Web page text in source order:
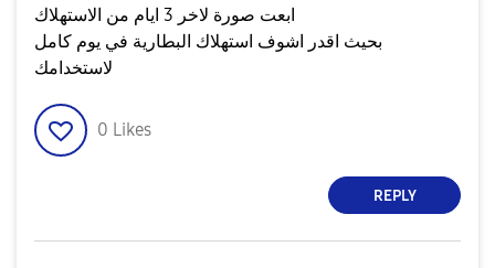
ابعت صورة لاخر 3 ايام من الاستهلاك
بحيث اقدر اشوف استهلاك البطارية في يوم كامل
لاستخدامك
0 Likes
REPLY